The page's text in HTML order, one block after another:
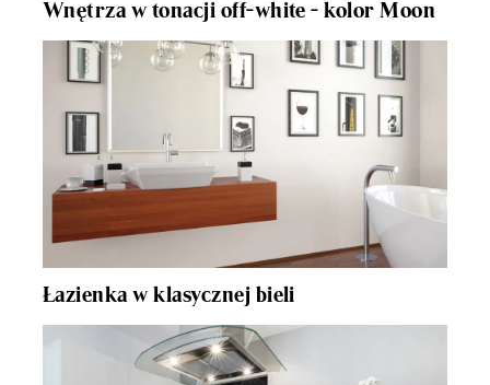
Wnętrza w tonacji off-white - kolor Moon
Łazienka w klasycznej bieli